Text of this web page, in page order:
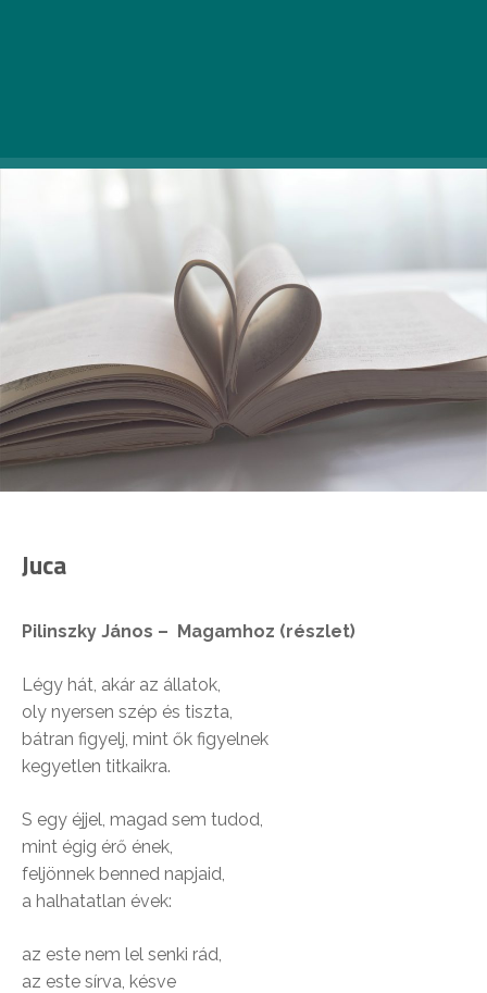
Juca
Pilinszky János – Magamhoz (részlet)
Légy hát, akár az állatok,
oly nyersen szép és tiszta,
bátran figyelj, mint ők figyelnek
kegyetlen titkaikra.
S egy éjjel, magad sem tudod,
mint égig érő ének,
feljönnek benned napjaid,
a halhatatlan évek:
az este nem lel senki rád,
az este sírva, késve